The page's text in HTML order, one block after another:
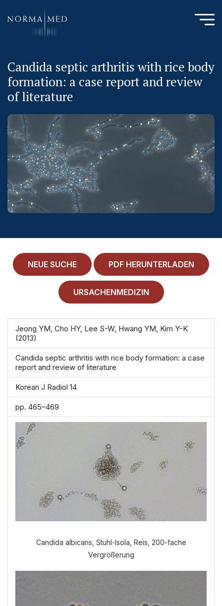
HOME
NEUES ZU SCHLAFSTÖRUNGEN
UNSERE METHODE
URSACHENMEDIZIN
UNSERE CHECK UPS
PUBLIKATIONEN
LITERATURDATENBANK MIKROBIOLOGIE
KONTAKTIEREN SIE UNS
ANAMNESE
IMPRESSUM
ALLGEMEINE GESCHÄFTSBEDINGUNGEN
NORMAMED SERVICE
Ärztehaus Mitte,
10117 Berlin
49 30 212 34 36 300
service@normamed.com
Candida septic arthritis with rice body
formation: a case report and review
of literature
NEUE SUCHE PDF HERUNTERLADEN
URSACHENMEDIZIN
Jeong YM, Cho HY, Lee S-W, Hwang YM, Kim Y-K
(2013)
Candida septic arthritis with rice body formation: a case
report and review of literature
Korean J Radiol 14
pp. 465–469
Candida albicans, Stuhl-Isola, Reis, 200-fache
Vergrößerung